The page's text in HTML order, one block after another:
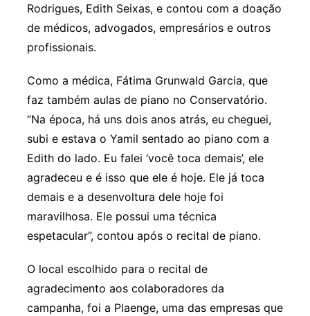
Rodrigues, Edith Seixas, e contou com a doação
de médicos, advogados, empresários e outros
profissionais.
Como a médica, Fátima Grunwald Garcia, que
faz também aulas de piano no Conservatório.
“Na época, há uns dois anos atrás, eu cheguei,
subi e estava o Yamil sentado ao piano com a
Edith do lado. Eu falei ‘você toca demais’, ele
agradeceu e é isso que ele é hoje. Ele já toca
demais e a desenvoltura dele hoje foi
maravilhosa. Ele possui uma técnica
espetacular”, contou após o recital de piano.
O local escolhido para o recital de
agradecimento aos colaboradores da
campanha, foi a Plaenge, uma das empresas que